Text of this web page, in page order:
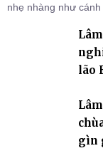
nhẹ nhàng như
lão
gìn